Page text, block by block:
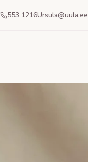
553 1216Ursula@uula.ee